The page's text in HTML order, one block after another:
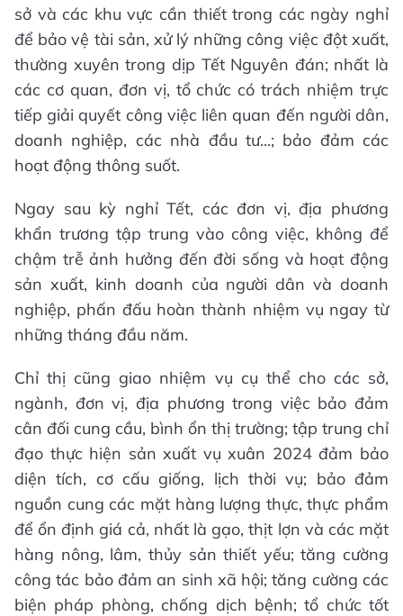
sở và các khu vực cần thiết trong các ngày nghỉ
để bảo vệ tài sản, xử lý những công việc đột xuất,
thường xuyên trong dịp Tết Nguyên đán; nhất là
các cơ quan, đơn vị, tổ chức có trách nhiệm trực
tiếp giải quyết công việc liên quan đến người dân,
doanh nghiệp, các nhà đầu tư...; bảo đảm các
hoạt động thông suốt.
Ngay sau kỳ nghỉ Tết, các đơn vị, địa phương
khẩn trương tập trung vào công việc, không để
chậm trễ ảnh hưởng đến đời sống và hoạt động
sản xuất, kinh doanh của người dân và doanh
nghiệp, phấn đấu hoàn thành nhiệm vụ ngay từ
những tháng đầu năm.
Chỉ thị cũng giao nhiệm vụ cụ thể cho các sở,
ngành, đơn vị, địa phương trong việc bảo đảm
cân đối cung cầu, bình ổn thị trường; tập trung chỉ
đạo thực hiện sản xuất vụ xuân 2024 đảm bảo
diện tích, cơ cấu giống, lịch thời vụ; bảo đảm
nguồn cung các mặt hàng lượng thực, thực phẩm
để ổn định giá cả, nhất là gạo, thịt lợn và các mặt
hàng nông, lâm, thủy sản thiết yếu; tăng cường
công tác bảo đảm an sinh xã hội; tăng cường các
biện pháp phòng, chống dịch bệnh; tổ chức tốt